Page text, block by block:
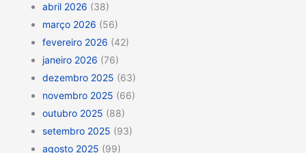
abril 2026 (38)
março 2026 (56)
fevereiro 2026 (42)
janeiro 2026 (76)
dezembro 2025 (63)
novembro 2025 (66)
outubro 2025 (88)
setembro 2025 (93)
agosto 2025 (99)